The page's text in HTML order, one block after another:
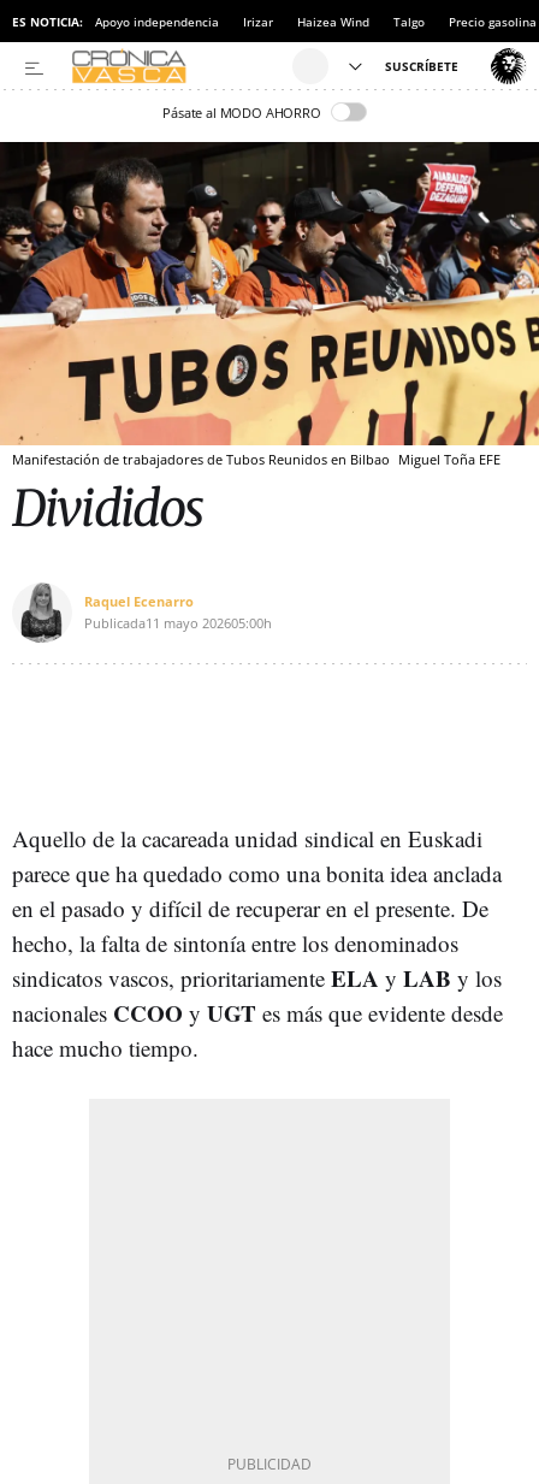
ES NOTICIA: Apoyo independencia Irizar Haizea Wind Talgo Precio gasolina
Pásate al MODO AHORRO
Manifestación de trabajadores de Tubos Reunidos en Bilbao Miguel Toña EFE
Divididos
Raquel Ecenarro
Publicada11 mayo 202605:00h
Aquello de la cacareada unidad sindical en Euskadi
parece que ha quedado como una bonita idea anclada
en el pasado y difícil de recuperar en el presente. De
hecho, la falta de sintonía entre los denominados
sindicatos vascos, prioritariamente ELA y LAB y los
nacionales CCOO y UGT es más que evidente desde
hace mucho tiempo.